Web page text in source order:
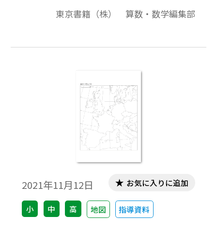
「佐賀のエッフェル塔」と呼ばれている。
東京書籍（株） 算数・数学編集部
2021年11月12日
小 中 高 地図 指導資料
お気に入りに追加